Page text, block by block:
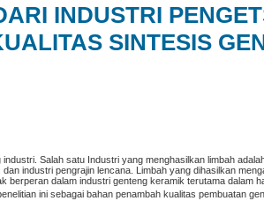
INDUSTRI
SINTESIS
Salah satu Industri yang menghasilkan limbah
industri pengrajin lencana. Limbah yang dihasilkan
berperan dalam industri genteng keramik terutama dalam
ini sebagai bahan penambah kualitas pembuatan